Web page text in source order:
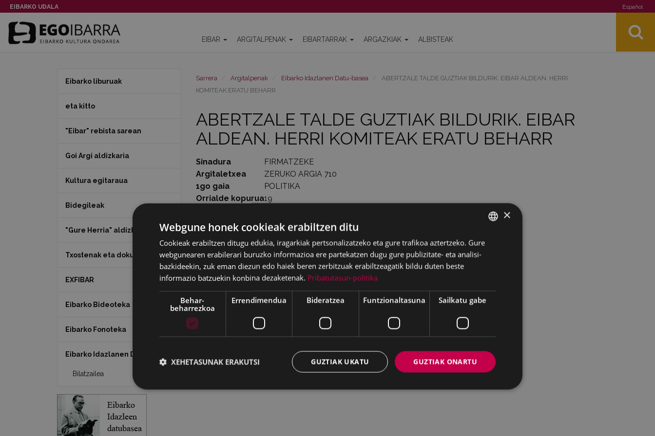
EIBARKO UDALA Español
EIBAR ARGITALPENAK EIBARTARRAK ARGAZKIAK ALBISTEAK
Sarrera Argitalpenak Eibarko Idazlanen Datu-basea
ABERTZALE TALDE GUZTIAK BILDURIK. EIBAR ALDEAN. HERRI
KOMITEAK ERATU BEHARR
ABERTZALE TALDE GUZTIAK BILDURIK. EIBAR
ALDEAN. HERRI KOMITEAK ERATU BEHARR
Sinadura
FIRMATZEKE
Argitaletxea
ZERUKO ARGIA 710
1go gaia
POLITIKA
Orrialde kopurua19
Eibarko liburuak
eta kitto
"Eibar" rebista sarean
Goi Argi aldizkaria
Kultura egitaraua
Bidegileak
"Gure Herria" aldizkaria
Txostenak eta dokumentuak
EXFIBAR
Eibarko Bideoteka
Eibarko Fonoteka
Eibarko Idazlanen Datu-basea
Bilatzailea
BASQUE
SPANISH
×
Webgune honek cookieak erabiltzen ditu
Cookieak erabiltzen ditugu edukia, iragarkiak pertsonalizatzeko eta gure trafikoa aztertzeko. Gure
webgunearen erabilerari buruzko informazioa ere partekatzen dugu gure publizitate- eta analisi-
bazkideekin, zuk eman diezun edo haiek beren zerbitzuak erabiltzeagatik bildu duten beste
informazio batzuekin konbina dezaketenak. Pribatutasun-politika
Behar-
beharrezkoa
Errendimendua Bideratzea Funtzionaltasuna Sailkatu gabe
GUZTIAK ONARTU
GUZTIAK UKATU
XEHETASUNAK ERAKUTSI